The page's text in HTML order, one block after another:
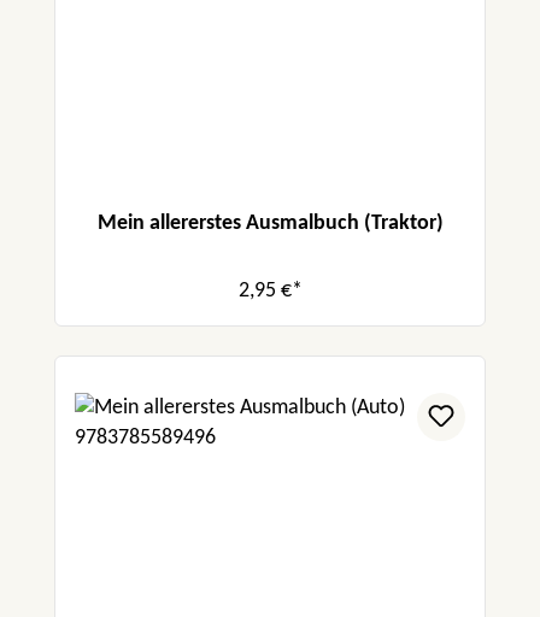
Mein allererstes Ausmalbuch (Traktor)
2,95 €*